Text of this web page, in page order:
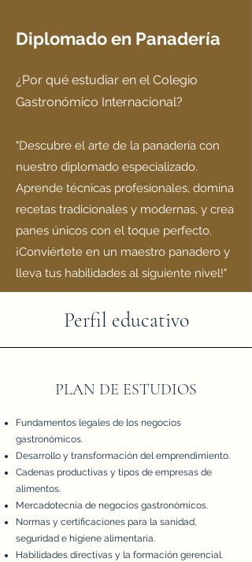
Diplomado en Panadería
¿Por qué estudiar en el Colegio
Gastronómico Internacional?
"Descubre el arte de la panadería con
nuestro diplomado especializado.
Aprende técnicas profesionales, domina
recetas tradicionales y modernas, y crea
panes únicos con el toque perfecto.
¡Conviértete en un maestro panadero y
lleva tus habilidades al siguiente nivel!"
Perfil educativo
PLAN DE ESTUDIOS
Fundamentos legales de los negocios
gastronómicos.
Desarrollo y transformación del emprendimiento.
Cadenas productivas y tipos de empresas de
alimentos.
Mercadotecnia de negocios gastronómicos.
Normas y certificaciones para la sanidad,
seguridad e higiene alimentaria.
Habilidades directivas y la formación gerencial.